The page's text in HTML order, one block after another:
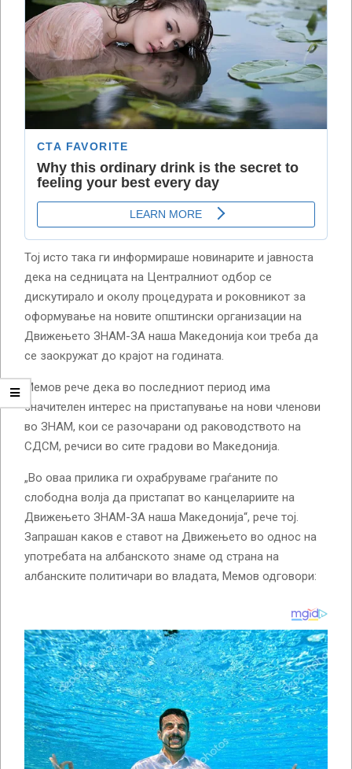
Тој исто така ги информираше новинарите и јавноста
дека на седницата на Централниот одбор се
дискутирало и околу процедурата и роковникот за
оформување на новите општински организации на
Движењето ЗНАМ-ЗА наша Македонија кои треба да
се заокружат до крајот на годината.
Мемов рече дека во последниот период има
значителен интерес на пристапување на нови членови
во ЗНАМ, кои се разочарани од раководството на
СДСМ, речиси во сите градови во Македонија.
„Во оваа прилика ги охрабруваме граѓаните по
слободна волја да пристапат во канцелариите на
Движењето ЗНАМ-ЗА наша Македонија“, рече тој.
Запрашан каков е ставот на Движењето во однос на
употребата на албанското знаме од страна на
албанските политичари во владата, Мемов одговори: